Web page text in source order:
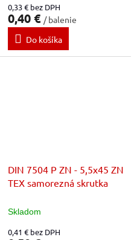
0,33 € bez DPH
0,40 € / balenie
Do košíka
DIN 7504 P ZN - 5,5x45 ZN
TEX samorezná skrutka
Skladom
0,41 € bez DPH